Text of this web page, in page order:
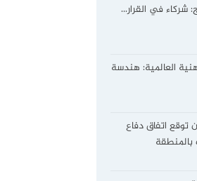
شركاء في القرار…
العالمية: هندسة
توقع اتفاق دفاع